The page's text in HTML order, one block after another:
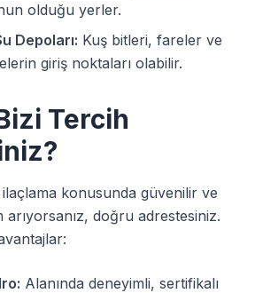
olduğu yerler.
Depoları: Kuş bitleri, fareler ve
giriş noktaları olabilir.
Tercih
konusunda güvenilir ve
doğru adrestesiniz.
Alanında deneyimli, sertifikalı